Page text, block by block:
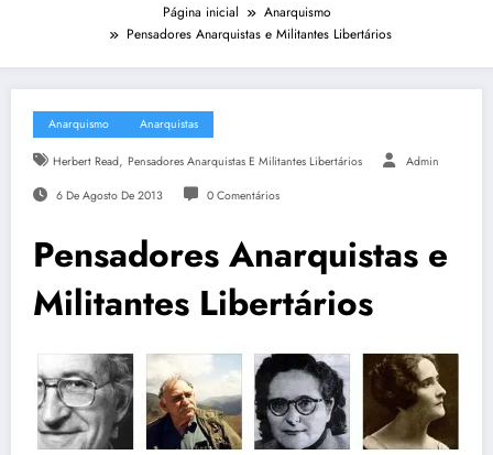
Página inicial
Anarquismo
Pensadores Anarquistas e Militantes Libertários
Anarquismo Anarquistas
Herbert Read, Pensadores Anarquistas E Militantes Libertários Admin
6 De Agosto De 2013 0 Comentários
Pensadores Anarquistas e
Militantes Libertários